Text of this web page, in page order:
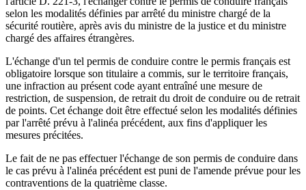
selon les modalités définies par arrêté du ministre chargé de la
sécurité routière, après avis du ministre de la justice et du ministre
chargé des affaires étrangères.
L'échange d'un tel permis de conduire contre le permis français est
obligatoire lorsque son titulaire a commis, sur le territoire français,
une infraction au présent code ayant entraîné une mesure de
restriction, de suspension, de retrait du droit de conduire ou de retrait
de points. Cet échange doit être effectué selon les modalités définies
par l'arrêté prévu à l'alinéa précédent, aux fins d'appliquer les
mesures précitées.
Le fait de ne pas effectuer l'échange de son permis de conduire dans
le cas prévu à l'alinéa précédent est puni de l'amende prévue pour les
contraventions de la quatrième classe.